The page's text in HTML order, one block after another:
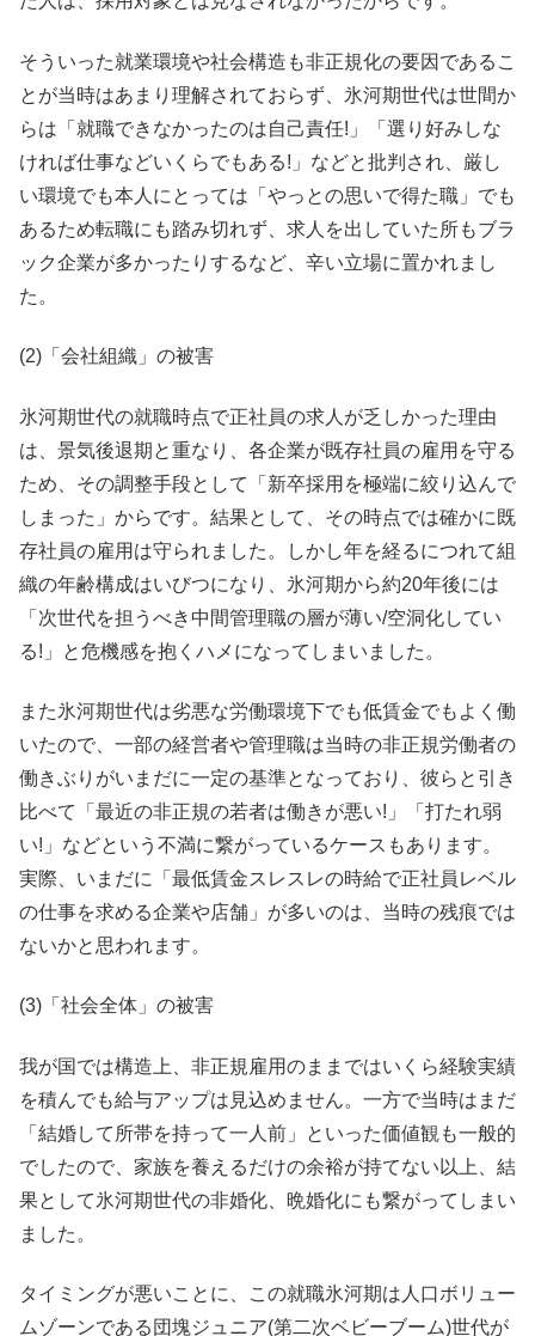
そういった就業環境や社会構造も非正規化の要因であるこ
とが当時はあまり理解されておらず、氷河期世代は世間か
らは「就職できなかったのは自己責任!」「選り好みしな
ければ仕事などいくらでもある!」などと批判され、厳し
い環境でも本人にとっては「やっとの思いで得た職」でも
あるため転職にも踏み切れず、求人を出していた所もブラ
ック企業が多かったりするなど、辛い立場に置かれまし
た。
(2)「会社組織」の被害
氷河期世代の就職時点で正社員の求人が乏しかった理由
は、景気後退期と重なり、各企業が既存社員の雇用を守る
ため、その調整手段として「新卒採用を極端に絞り込んで
しまった」からです。結果として、その時点では確かに既
存社員の雇用は守られました。しかし年を経るにつれて組
織の年齢構成はいびつになり、氷河期から約20年後には
「次世代を担うべき中間管理職の層が薄い/空洞化してい
る!」と危機感を抱くハメになってしまいました。
また氷河期世代は劣悪な労働環境下でも低賃金でもよく働
いたので、一部の経営者や管理職は当時の非正規労働者の
働きぶりがいまだに一定の基準となっており、彼らと引き
比べて「最近の非正規の若者は働きが悪い!」「打たれ弱
い!」などという不満に繋がっているケースもあります。
実際、いまだに「最低賃金スレスレの時給で正社員レベル
の仕事を求める企業や店舗」が多いのは、当時の残痕では
ないかと思われます。
(3)「社会全体」の被害
我が国では構造上、非正規雇用のままではいくら経験実績
を積んでも給与アップは見込めません。一方で当時はまだ
「結婚して所帯を持って一人前」といった価値観も一般的
でしたので、家族を養えるだけの余裕が持てない以上、結
果として氷河期世代の非婚化、晩婚化にも繋がってしまい
ました。
タイミングが悪いことに、この就職氷河期は人口ボリュー
ムゾーンである団塊ジュニア(第二次ベビーブーム)世代が